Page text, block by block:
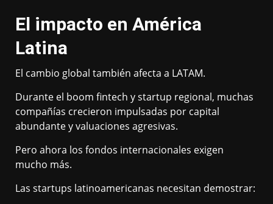
El impacto en América
Latina
El cambio global también afecta a LATAM.
Durante el boom fintech y startup regional, muchas
compañías crecieron impulsadas por capital
abundante y valuaciones agresivas.
Pero ahora los fondos internacionales exigen
mucho más.
Las startups latinoamericanas necesitan demostrar: